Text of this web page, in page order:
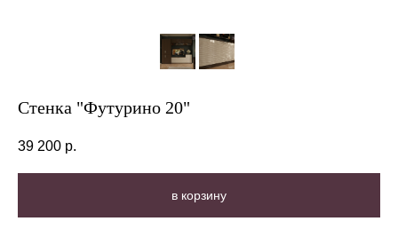
Стенка "Футурино 20"
39 200 р.
в корзину